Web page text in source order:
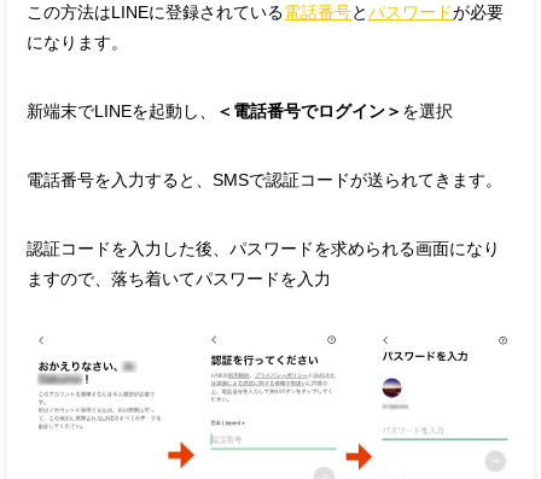
この方法はLINEに登録されている電話番号とパスワードが必要
になります。
新端末でLINEを起動し、 ＜電話番号でログイン＞ を選択
電話番号を入力すると、SMSで認証コードが送られてきます。
認証コードを入力した後、パスワードを求められる画面になり
ますので、落ち着いてパスワードを入力